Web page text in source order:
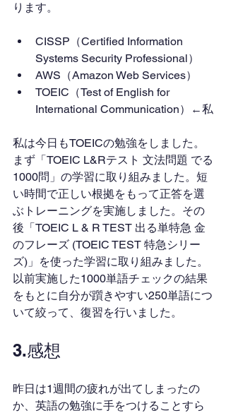
ります。
CISSP（Certified Information
Systems Security Professional）
AWS（Amazon Web Services）
TOEIC（Test of English for
International Communication）←私
私は今日もTOEICの勉強をしました。
まず「TOEIC L&Rテスト 文法問題 でる
1000問」の学習に取り組みました。短
い時間で正しい根拠をもって正答を選
ぶトレーニングを実施しました。その
後「TOEIC L & R TEST 出る単特急 金
のフレーズ (TOEIC TEST 特急シリー
ズ)」を使った学習に取り組みました。
以前実施した1000単語チェックの結果
をもとに自分が躓きやすい250単語につ
いて絞って、復習を行いました。
3.感想
昨日は1週間の疲れが出てしまったの
か、英語の勉強に手をつけることすら